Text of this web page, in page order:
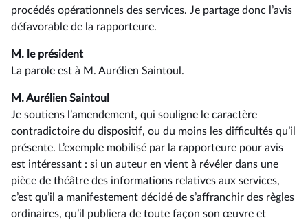
procédés opérationnels des services. Je partage donc l’avis
défavorable de la rapporteure.
M. le président
La parole est à M. Aurélien Saintoul.
M. Aurélien Saintoul
Je soutiens l’amendement, qui souligne le caractère
contradictoire du dispositif, ou du moins les difficultés qu’il
présente. L’exemple mobilisé par la rapporteure pour avis
est intéressant : si un auteur en vient à révéler dans une
pièce de théâtre des informations relatives aux services,
c’est qu’il a manifestement décidé de s’affranchir des règles
ordinaires, qu’il publiera de toute façon son œuvre et